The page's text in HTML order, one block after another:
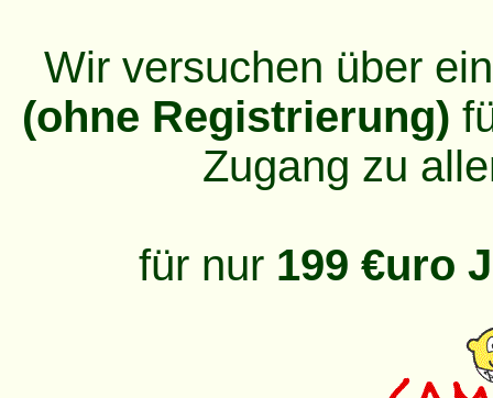
Wir versuchen über
(ohne Registrierung)
Zugang zu
für nur 199 €uro